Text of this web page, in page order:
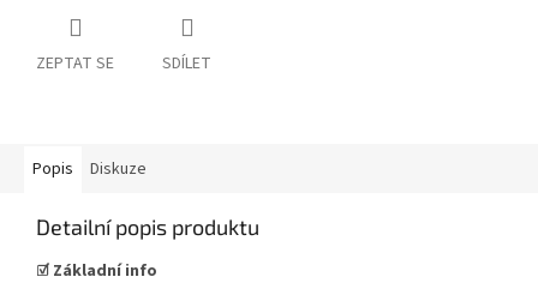
ZEPTAT SE SDÍLET
Popis Diskuze
Detailní popis produktu
☑ Základní info